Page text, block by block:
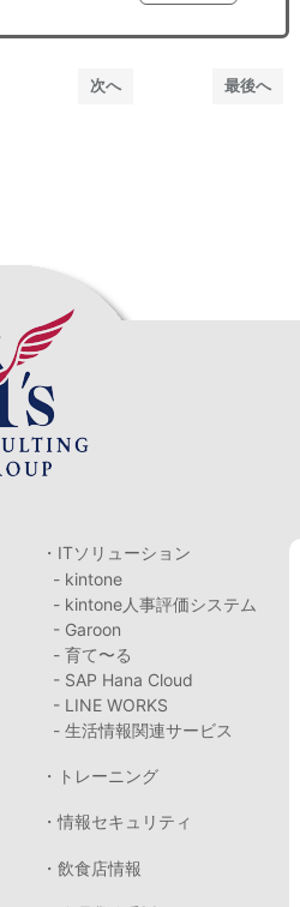
次へ 最後へ
・ITソリューション
- kintone
- kintone人事評価システム
- Garoon
- 育て〜る
- SAP Hana Cloud
- LINE WORKS
- 生活情報関連サービス
・トレーニング
・情報セキュリティ
・飲食店情報